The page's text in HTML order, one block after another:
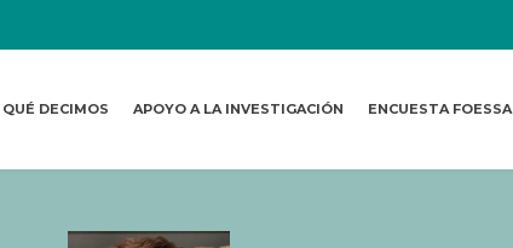
QUÉ DECIMOS APOYO A LA INVESTIGACIÓN ENCUESTA FOESSA